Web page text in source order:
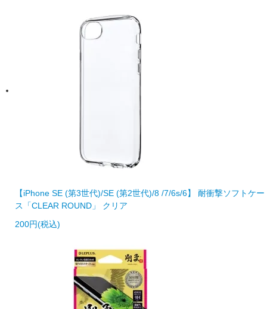
【iPhone SE (第3世代)/SE (第2世代)/8 /7/6s/6】 耐衝撃ソフトケー
ス「CLEAR ROUND」 クリア
200円(税込)